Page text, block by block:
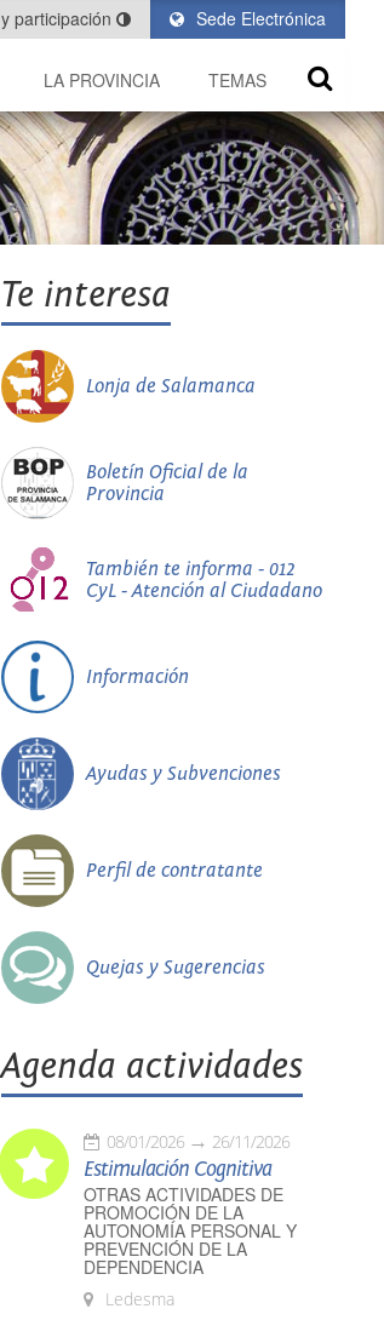
Sede Electrónica
participación
LA PROVINCIA TEMAS
Te interesa
Lonja de Salamanca
Boletín Oficial de la
Provincia
También te informa - 012
CyL - Atención al Ciudadano
Información
Ayudas y Subvenciones
Perfil de contratante
Quejas y Sugerencias
Agenda actividades
08/01/2026 26/11/2026
Estimulación Cognitiva
OTRAS ACTIVIDADES DE
PROMOCIÓN DE LA
AUTONOMÍA PERSONAL Y
PREVENCIÓN DE LA
DEPENDENCIA
Ledesma